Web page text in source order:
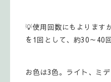
💡使用回数にもよります
を1回として、約30～40
お色は3色。ライト、ミデ